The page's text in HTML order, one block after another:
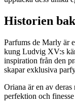
Historien
Parfums de Marly är
kung Ludvig XV:s
inspiration från den
skapar exklusiva
Oriana är en av
perfektion och